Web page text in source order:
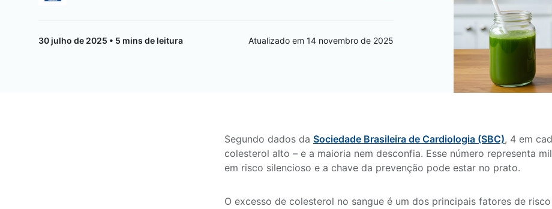
Saúde da mulher
30 julho de 2025 • 5 mins de leitura Atualizado em 14 novembro de 2025
Segundo dados da Sociedade Brasileira de Cardiologia (SBC), 4 em
colesterol alto – e a maioria nem desconfia. Esse número representa
em risco silencioso e a chave da prevenção pode estar no prato.
O excesso de colesterol no sangue é um dos principais fatores de